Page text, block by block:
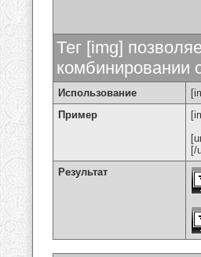
Тег [img]
комбинировании
Использование
Пример
[/
Результат